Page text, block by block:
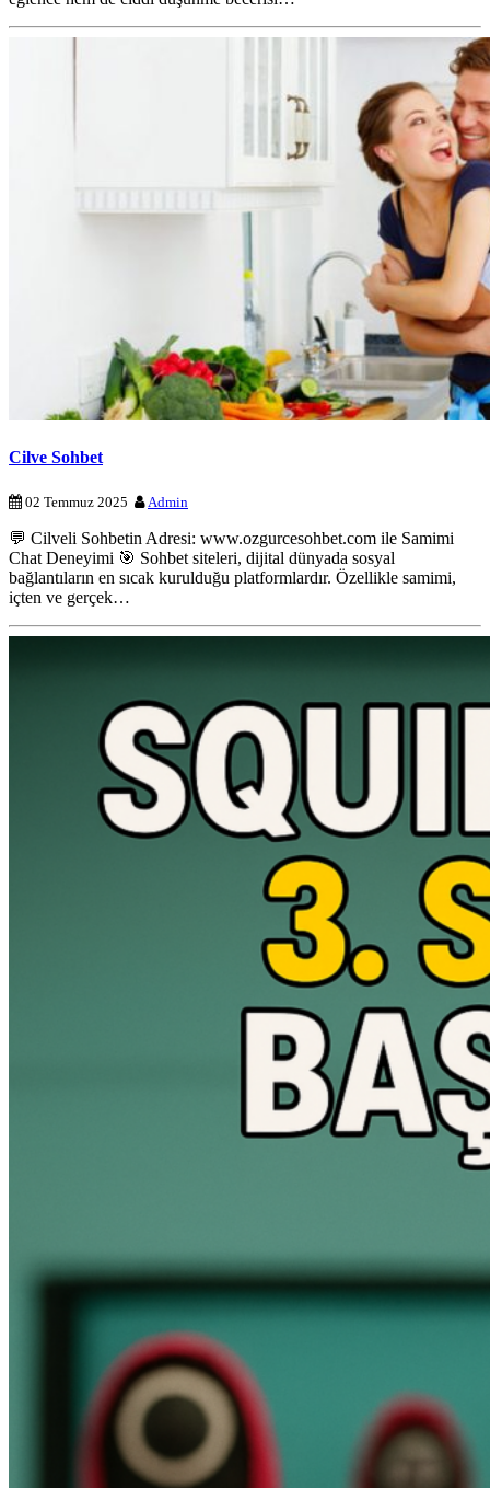
Cilve Sohbet
02 Temmuz 2025 Admin
💬 Cilveli Sohbetin Adresi: www.ozgurcesohbet.com ile Samimi
Chat Deneyimi 🎯 Sohbet siteleri, dijital dünyada sosyal
bağlantıların en sıcak kurulduğu platformlardır. Özellikle samimi,
içten ve gerçek…